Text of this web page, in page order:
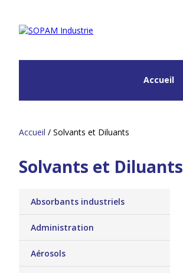
Accueil
Accueil / Solvants et Diluants
Solvants et Diluants
Absorbants industriels
Administration
Aérosols